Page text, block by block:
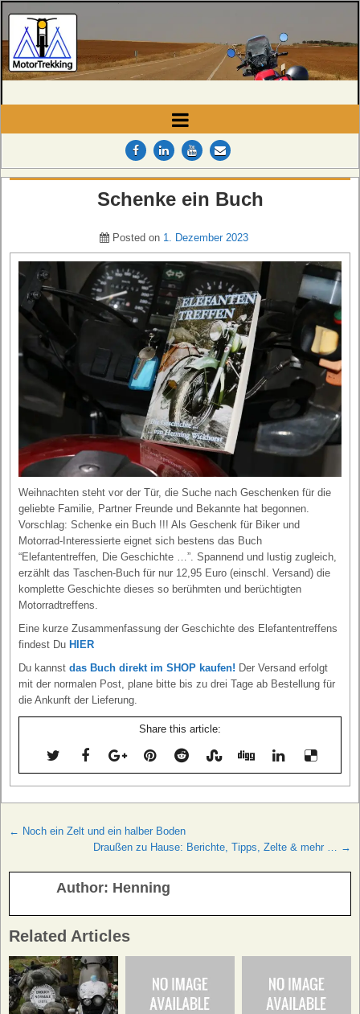
MotorTrekking
Schenke ein Buch
Posted on 1. Dezember 2023
Weihnachten steht vor der Tür, die Suche nach Geschenken für die
geliebte Familie, Partner Freunde und Bekannte hat begonnen.
Vorschlag: Schenke ein Buch !!! Als Geschenk für Biker und
Motorrad-Interessierte eignet sich bestens das Buch
“Elefantentreffen, Die Geschichte …”. Spannend und lustig zugleich,
erzählt das Taschen-Buch für nur 12,95 Euro (einschl. Versand) die
komplette Geschichte dieses so berühmten und berüchtigten
Motorradtreffens.
Eine kurze Zusammenfassung der Geschichte des Elefantentreffens
findest Du HIER
Du kannst das Buch direkt im SHOP kaufen! Der Versand erfolgt
mit der normalen Post, plane bitte bis zu drei Tage ab Bestellung für
die Ankunft der Lieferung.
Share this article:
Beitragsnavigation
← Noch ein Zelt und ein halber Boden
Draußen zu Hause: Berichte, Tipps, Zelte & mehr … →
Author: Henning
Related Articles